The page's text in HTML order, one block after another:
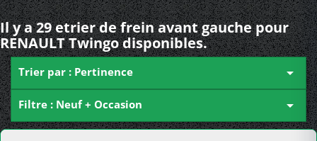
Il y a 29 etrier de frein avant gauche pour
RENAULT Twingo disponibles.
Trier par : Pertinence 
Filtre : Neuf + Occasion 